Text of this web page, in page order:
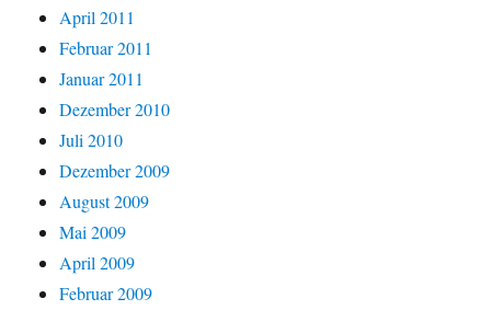
April 2011
Februar 2011
Januar 2011
Dezember 2010
Juli 2010
Dezember 2009
August 2009
Mai 2009
April 2009
Februar 2009